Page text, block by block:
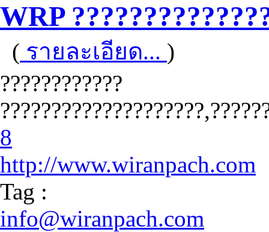
WRP
( รายละเอียด... )
????????????
8
http://www.wiranpach.com
Tag :
info@wiranpach.com